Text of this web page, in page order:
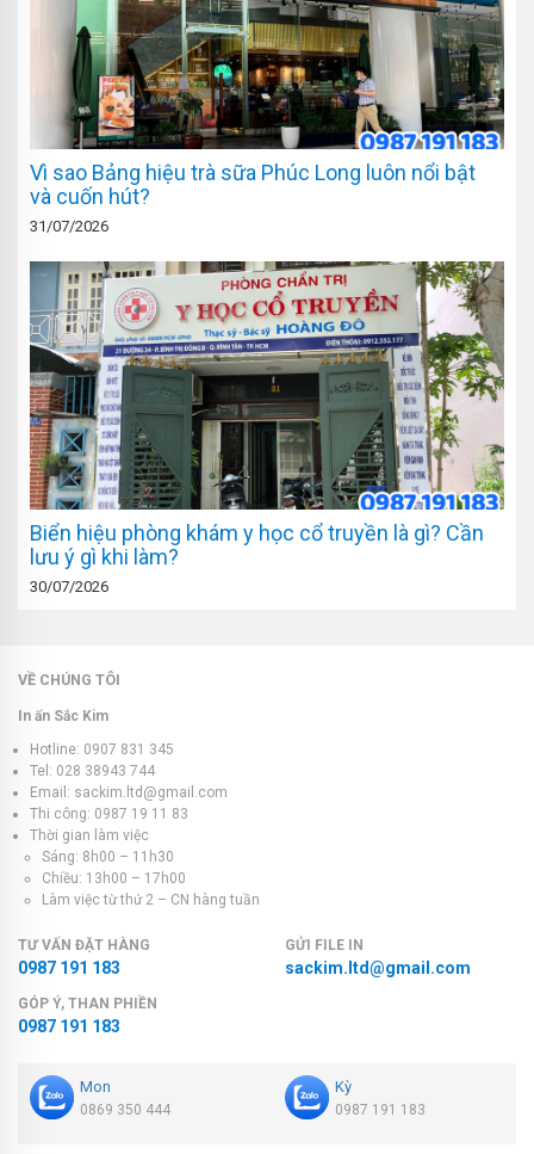
Vì sao Bảng hiệu trà sữa Phúc Long luôn nổi bật
và cuốn hút?
31/07/2026
Biển hiệu phòng khám y học cổ truyền là gì? Cần
lưu ý gì khi làm?
30/07/2026
VỀ CHÚNG TÔI
In ấn Sắc Kim
Hotline: 0907 831 345
Tel: 028 38943 744
Email: sackim.ltd@gmail.com
Thi công: 0987 19 11 83
Thời gian làm việc
Sáng: 8h00 – 11h30
Chiều: 13h00 – 17h00
Làm việc từ thứ 2 – CN hàng tuần
TƯ VẤN ĐẶT HÀNG
0987 191 183
GỬI FILE IN
sackim.ltd@gmail.com
GÓP Ý, THAN PHIỀN
0987 191 183
Mon
0869 350 444
Kỳ
0987 191 183